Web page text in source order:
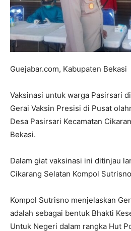
Guejabar.com, Kabupaten Bekasi
Vaksinasi untuk warga Pasirsari
Gerai Vaksin Presisi di Pusat
Desa Pasirsari Kecamatan
Bekasi.
Dalam giat vaksinasi ini ditinjau
Cikarang Selatan Kompol
Kompol Sutrisno menjelaskan
adalah sebagai bentuk Bhakti
Untuk Negeri dalam rangka Hut